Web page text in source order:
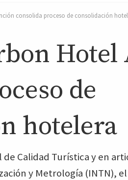
consolida proceso de consolidación
Hotel
de
hotelera
de Calidad Turística y en
y Metrología (INTN),